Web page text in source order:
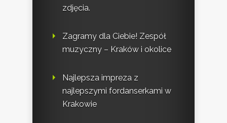
zdjęcia.
Zagramy dla Ciebie! Zespół
muzyczny – Kraków i okolice
Najlepsza impreza z
najlepszymi fordanserkami w
Krakowie